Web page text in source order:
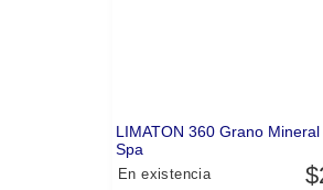
LIMATON 360 Grano
Spa
En existencia $